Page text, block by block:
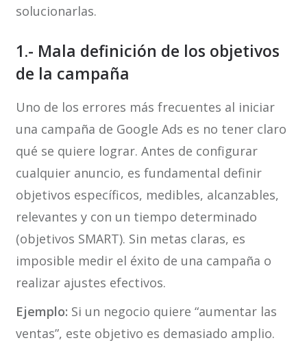
solucionarlas.
1.- Mala definición de los objetivos
de la campaña
Uno de los errores más frecuentes al iniciar
una campaña de Google Ads es no tener claro
qué se quiere lograr. Antes de configurar
cualquier anuncio, es fundamental definir
objetivos específicos, medibles, alcanzables,
relevantes y con un tiempo determinado
(objetivos SMART). Sin metas claras, es
imposible medir el éxito de una campaña o
realizar ajustes efectivos.
Ejemplo: Si un negocio quiere “aumentar las
ventas”, este objetivo es demasiado amplio.